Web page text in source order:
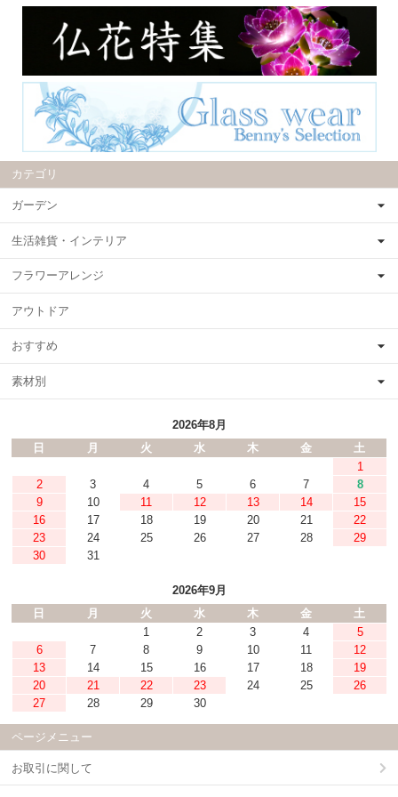
カテゴリ
ガーデン
生活雑貨・インテリア
フラワーアレンジ
アウトドア
おすすめ
素材別
2026年8月
日
月 火 水 木 金
土
1
2
3 4 5 6 7
8
9
10 11 12 13 14
15
16
17 18 19 20 21
22
23
24 25 26 27 28
29
30
31
2026年9月
日
月 火 水 木 金
土
1
2 3 4
5
6
7 8 9 10 11
12
13
14 15 16 17 18
19
20
21 22 23 24 25
26
27
28 29 30
ページメニュー
お取引に関して